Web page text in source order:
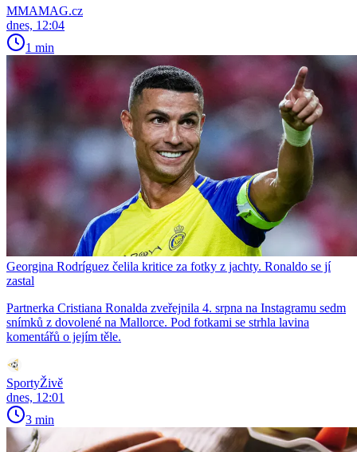
MMAMAG.cz
dnes, 12:04
1 min
Georgina Rodríguez čelila kritice za fotky z jachty. Ronaldo se jí
zastal
Partnerka Cristiana Ronalda zveřejnila 4. srpna na Instagramu sedm
snímků z dovolené na Mallorce. Pod fotkami se strhla lavina
komentářů o jejím těle.
SportyŽivě
dnes, 12:01
3 min